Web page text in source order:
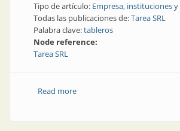
Tipo de artículo: Empresa, instituciones y
Todas las publicaciones de:Tarea SRL
Palabra clave:tableros
Node reference:
Tarea SRL
Read moreabout Diseño y fabricación